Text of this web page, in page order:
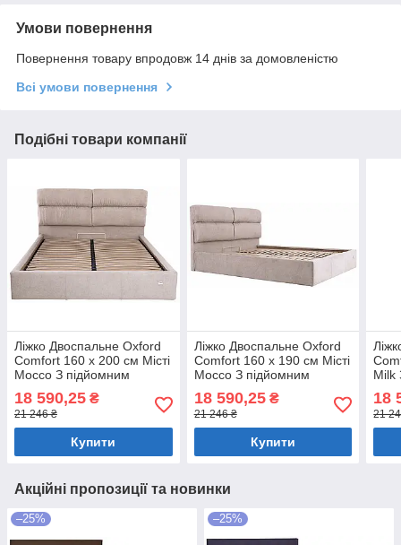
Умови повернення
Повернення товару впродовж 14 днів за домовленістю
Всі умови повернення
Подібні товари компанії
Ліжко Двоспальне Oxford
Comfort 160 х 200 см Місті
Mocco З підйомним
механізмом та нішою для
білизни Мокко
18 590,25 ₴
21 246 ₴
Купити
Ліжко Двоспальне Oxford
Comfort 160 х 190 см Місті
Mocco З підйомним
механізмом та нішою для
білизни Мокко
18 590,25₴
21 246 ₴
Купити
Milk
18
21
Акційні пропозиції та новинки
–25% –25%